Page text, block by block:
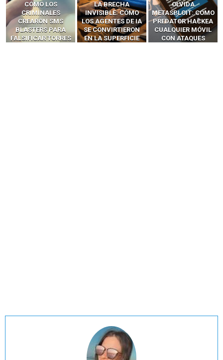
LA BRECHA
INVISIBLE: CÓMO
LOS AGENTES DE IA
SE CONVIRTIERON
EN LA SUPERFICIE
OLVIDA
METASPLOIT: CÓMO
PREDATOR HACKEA
CUALQUIER MÓVIL
CON ATAQUES
CÓMO LOS HACKERS
INTERCEPTAN OTPS
Y LLAMADAS
MÓVILES SIN
‘HACKEAR’ — EL